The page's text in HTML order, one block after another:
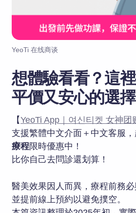
YeoTi 在线商谈
想體驗看看？這
平價又安心的選擇
【YeoTi App｜여신티켓 女神团
支援繁體中文介面＋中文客服，
療程限時優惠中！
比你自己去問診還划算！
醫美效果因人而異，療程前務必
並提前線上預約以避免撲空。